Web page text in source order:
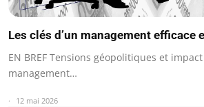
Les clés d’un management efficace
EN BREF Tensions géopolitiques et
management…
12 mai 2026